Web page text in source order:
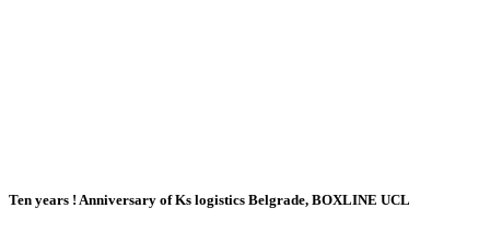
Ten years ! Anniversary of Ks logistics Belgrade, BOXLINE UCL